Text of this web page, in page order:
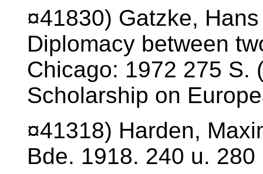
¤41830) Gatzke,
Diplomacy between
Chicago: 1972 275 S.
Scholarship on
¤41318) Harden,
Bde. 1918. 240 u.